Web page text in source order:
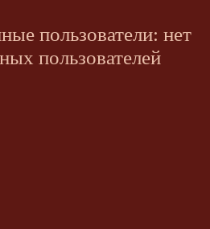
пользователи: нет
пользователей